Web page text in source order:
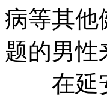
病等其他
题的男性
在延安